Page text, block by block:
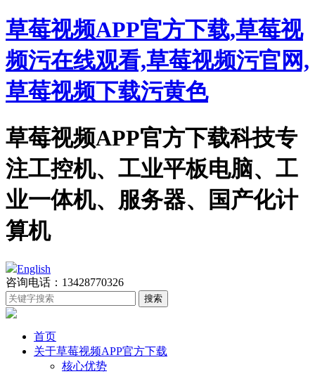
草莓视频APP官方下载,草莓视
频污在线观看,草莓视频污官网,
草莓视频下载污黄色
草莓视频APP官方下载科技专
注工控机、工业平板电脑、工
业一体机、服务器、国产化计
算机
English
咨询电话：13428770326
首页
关于草莓视频APP官方下载
核心优势